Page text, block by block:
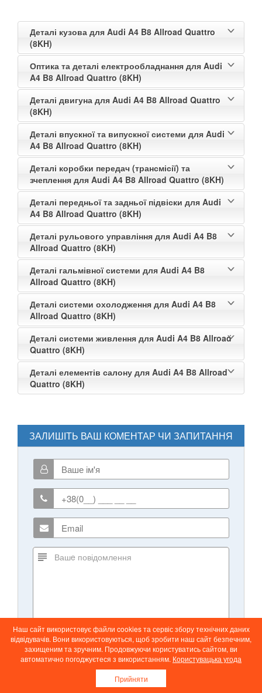
Деталі кузова для Audi A4 B8 Allroad Quattro
(8KH)
Оптика та деталі електрообладнання для Audi
A4 B8 Allroad Quattro (8KH)
Деталі двигуна для Audi A4 B8 Allroad Quattro
(8KH)
Деталі впускної та випускної системи для Audi
A4 B8 Allroad Quattro (8KH)
Деталі коробки передач (трансмісії) та
зчеплення для Audi A4 B8 Allroad Quattro (8KH)
Деталі передньої та задньої підвіски для Audi
A4 B8 Allroad Quattro (8KH)
Деталі рульового управління для Audi A4 B8
Allroad Quattro (8KH)
Деталі гальмівної системи для Audi A4 B8
Allroad Quattro (8KH)
Деталі системи охолодження для Audi A4 B8
Allroad Quattro (8KH)
Деталі системи живлення для Audi A4 B8 Allroad
Quattro (8KH)
Деталі елементів салону для Audi A4 B8 Allroad
Quattro (8KH)
ЗАЛИШІТЬ ВАШ КОМЕНТАР ЧИ ЗАПИТАННЯ
Наш сайт використовує файли cookies та сервіс збору технічних даних
відвідувачів. Вони використовуються, щоб зробити наш сайт безпечним,
захищеним та зручним. Продовжуючи користуватись сайтом, ви
автоматично погоджуєтеся з використанням. Користувацька угода
Прийняти